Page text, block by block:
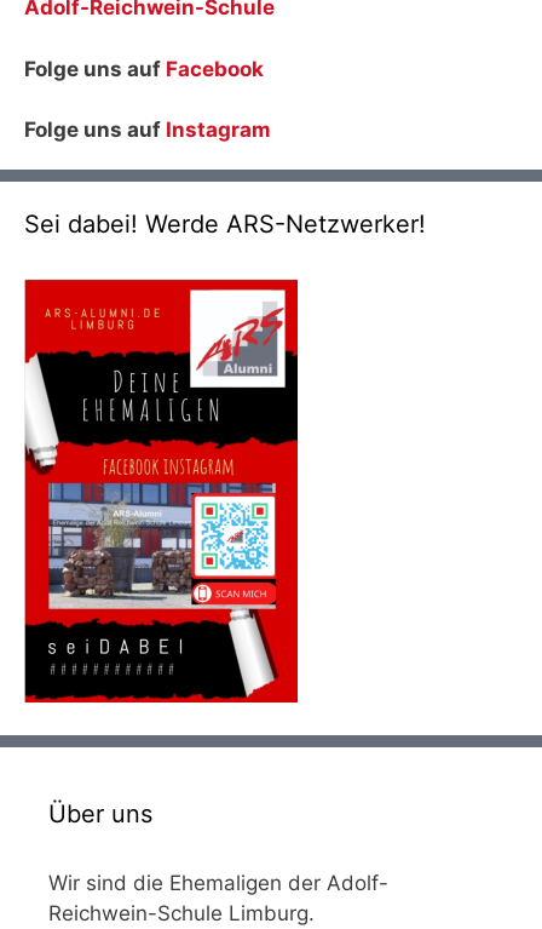
Adolf-Reichwein-Schule
Folge uns auf Facebook
Folge uns auf Instagram
Sei dabei! Werde ARS-Netzwerker!
Über uns
Wir sind die Ehemaligen der Adolf-
Reichwein-Schule Limburg.